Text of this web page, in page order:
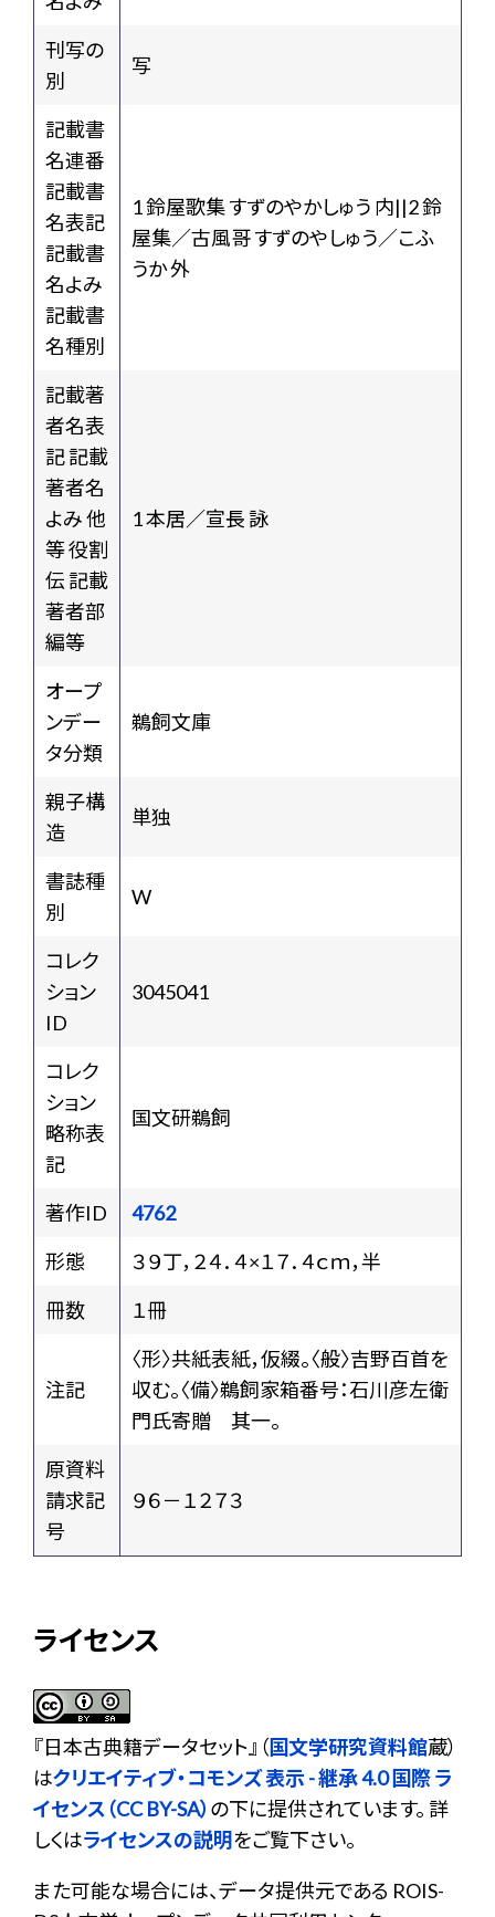
刊写の
別
写
記載書
名連番
記載書
名表記
記載書
名よみ
記載書
名種別
1 鈴屋歌集 すずのやかしゅう 内||2 鈴
屋集／古風哥 すずのやしゅう／こふ
うか 外
記載著
者名表
記 記載
著者名
よみ 他
等 役割
伝 記載
著者部
編等
1 本居／宣長 詠
オープ
ンデー
タ分類
鵜飼文庫
親子構
造
単独
書誌種
別
W
コレク
ション
ID
3045041
コレク
ション
略称表
記
国文研鵜飼
著作ID
4762
形態
３９丁，２４．４×１７．４ｃｍ，半
冊数
１冊
注記
〈形〉共紙表紙，仮綴。〈般〉吉野百首を
収む。〈備〉鵜飼家箱番号：石川彦左衛
門氏寄贈 其一。
原資料
請求記
号
９６－１２７３
ライセンス
『日本古典籍データセット 』（国文学研究資料館蔵）
はクリエイティブ・コモンズ 表示 - 継承 4.0 国際 ラ
イセンス（CC BY-SA） の下に提供されています。 詳
しくはライセンスの説明をご覧下さい。
また可能な場合には、データ提供元である ROIS-